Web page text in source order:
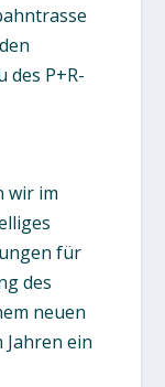
des P+R-
wir im
für
des
neuen
ein